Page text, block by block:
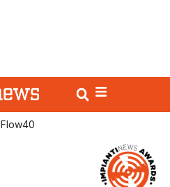
Flow40